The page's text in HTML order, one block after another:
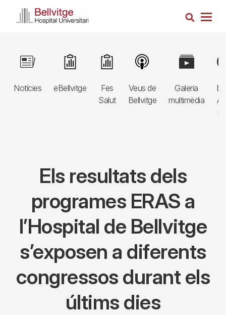
Cerca
Navegació
principal
3r
Notícies
Image
eBellvitge
Image
Fes
Salut
Image
Veus de
Bellvitge
Image
Galeria
multimèdia
Image
Els resultats dels
programes ERAS a
l’Hospital de Bellvitge
s’exposen a diferents
congressos durant els
últims dies